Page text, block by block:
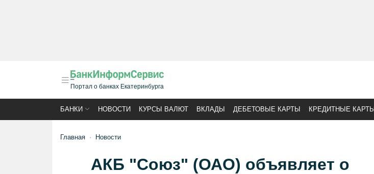
Портал о банках Екатеринбурга
БАНКИ НОВОСТИ КУРСЫ ВАЛЮТ ВКЛАДЫ ДЕБЕТОВЫЕ КАРТЫ КРЕДИТНЫЕ КАРТЫ
Главная Новости
АКБ "Союз" (ОАО) объявляет о